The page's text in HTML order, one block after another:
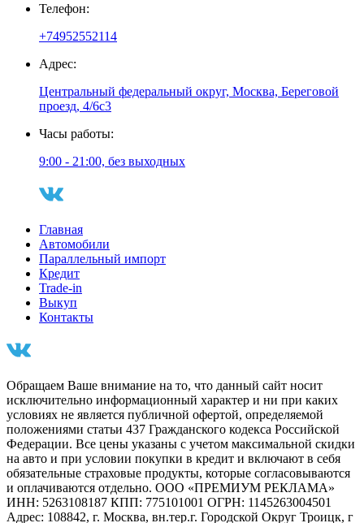
Телефон:
+74952552114
Адрес:
Центральный федеральный округ, Москва, Береговой
проезд, 4/6с3
Часы работы:
9:00 - 21:00, без выходных
Главная
Автомобили
Параллельный импорт
Кредит
Trade-in
Выкуп
Контакты
Обращаем Ваше внимание на то, что данный сайт носит
исключительно информационный характер и ни при каких
условиях не является публичной офертой, определяемой
положениями статьи 437 Гражданского кодекса Российской
Федерации. Все цены указаны с учетом максимальной скидки
на авто и при условии покупки в кредит и включают в себя
обязательные страховые продукты, которые согласовываются
и оплачиваются отдельно. ООО «ПРЕМИУМ РЕКЛАМА»
ИНН: 5263108187 КПП: 775101001 ОГРН: 1145263004501
Адрес: 108842, г. Москва, вн.тер.г. Городской Округ Троицк, г